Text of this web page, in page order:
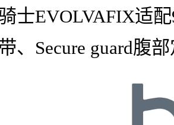
士EVOLVAFIX适
、Secure guard腹